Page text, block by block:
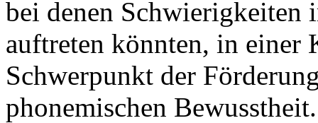
bei denen Schwierigkeiten
auftreten könnten, in einer
Schwerpunkt der
phonemischen Bewusstheit.